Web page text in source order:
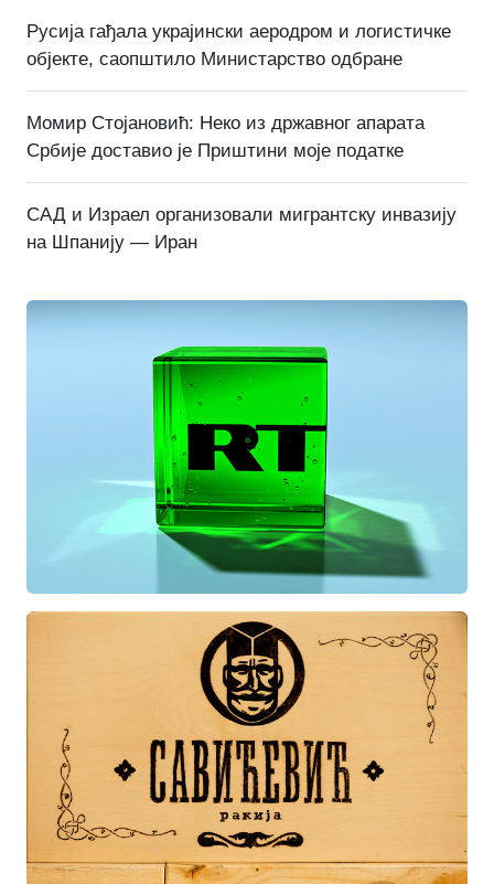
Русија гађала украјински аеродром и логистичке
објекте, саопштило Министарство одбране
Момир Стојановић: Неко из државног апарата
Србије доставио је Приштини моје податке
САД и Израел организовали мигрантску инвазију
на Шпанију — Иран